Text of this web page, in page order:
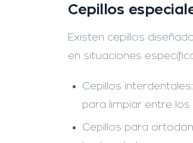
Cepillos
Existen cepillos
en situaciones
Cepillos interdentales:
para limpiar entre
Cepillos para